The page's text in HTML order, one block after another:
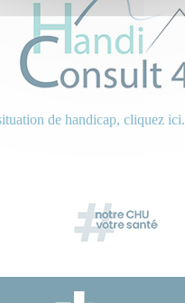
de handicap, cliquez ici.